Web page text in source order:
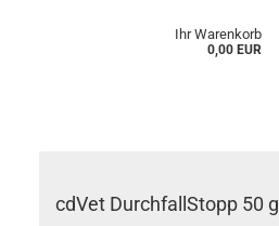
Ihr Warenkorb
0,00 EUR
cdVet DurchfallStopp 50 g